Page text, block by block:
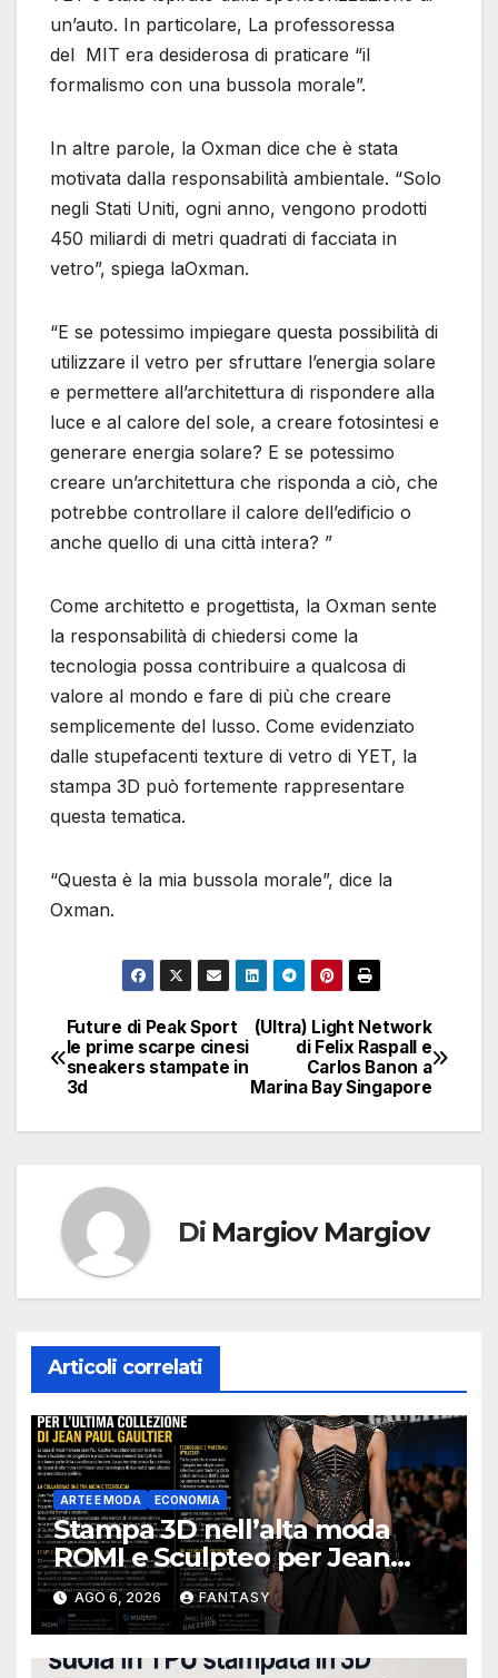
un’auto. In particolare, La professoressa
del MIT era desiderosa di praticare “il
formalismo con una bussola morale”.
In altre parole, la Oxman dice che è stata
motivata dalla responsabilità ambientale. “Solo
negli Stati Uniti, ogni anno, vengono prodotti
450 miliardi di metri quadrati di facciata in
vetro”, spiega laOxman.
“E se potessimo impiegare questa possibilità di
utilizzare il vetro per sfruttare l’energia solare
e permettere all’architettura di rispondere alla
luce e al calore del sole, a creare fotosintesi e
generare energia solare? E se potessimo
creare un’architettura che risponda a ciò, che
potrebbe controllare il calore dell’edificio o
anche quello di una città intera? ”
Come architetto e progettista, la Oxman sente
la responsabilità di chiedersi come la
tecnologia possa contribuire a qualcosa di
valore al mondo e fare di più che creare
semplicemente del lusso. Come evidenziato
dalle stupefacenti texture di vetro di YET, la
stampa 3D può fortemente rappresentare
questa tematica.
“Questa è la mia bussola morale”, dice la
Oxman.
Navigazione
articoli
(Ultra) Light Network
di Felix Raspall e
Carlos Banon a
Marina Bay Singapore
Future di Peak Sport
le prime scarpe cinesi
sneakers stampate in
3d
Di Margiov Margiov
Articoli correlati
ARTE E MODA ECONOMIA
Stampa 3D nell’alta moda
ROMI e Sculpteo per Jean
Paul Gaultier
AGO 6, 2026 FANTASY